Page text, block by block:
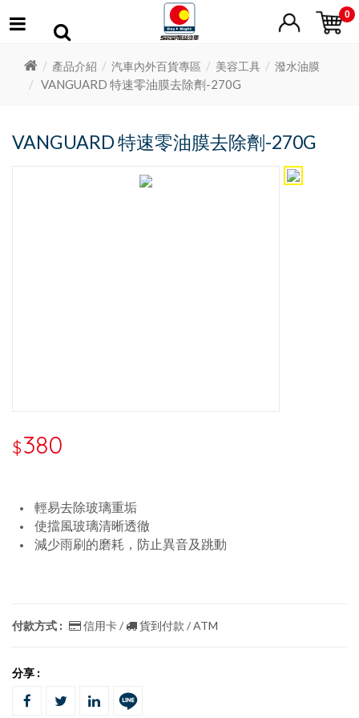
0
產品介紹 汽車內外百貨專區 美容工具 潑水油膜
VANGUARD 特速零油膜去除劑-270G
VANGUARD 特速零油膜去除劑-270G
$380
輕易去除玻璃重垢
使擋風玻璃清晰透徹
減少雨刷的磨耗，防止異音及跳動
付款方式 : 信用卡 / 貨到付款 / ATM
分享 :